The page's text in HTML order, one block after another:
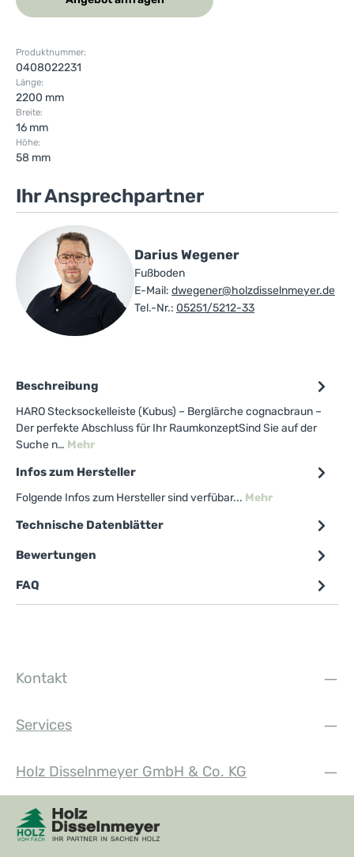
Produktnummer:
0408022231
Länge:
2200 mm
Breite:
16 mm
Höhe:
58 mm
Ihr Ansprechpartner
Darius Wegener
Fußboden
E-Mail: dwegener@holzdisselnmeyer.de
Tel.-Nr.: 05251/5212-33
Beschreibung
HARO Stecksockelleiste (Kubus) – Berglärche cognacbraun –
Der perfekte Abschluss für Ihr RaumkonzeptSind Sie auf der
Suche n… Mehr
Infos zum Hersteller
Folgende Infos zum Hersteller sind verfübar... Mehr
Technische Datenblätter
Bewertungen
FAQ
Kontakt
Services
Holz Disselnmeyer GmbH & Co. KG